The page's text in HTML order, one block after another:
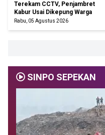
Terekam CCTV, Penjambret
Kabur Usai Dikepung Warga
Rabu, 05 Agustus 2026
SINPO SEPEKAN